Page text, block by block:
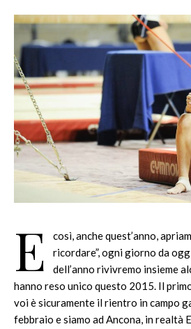
E
così, anche quest’anno,
ricordare”, ogni giorno da
dell’anno rivivremo insieme
hanno reso unico questo 2015. Il
voi è sicuramente il rientro in campo
febbraio e siamo ad Ancona, in realtà